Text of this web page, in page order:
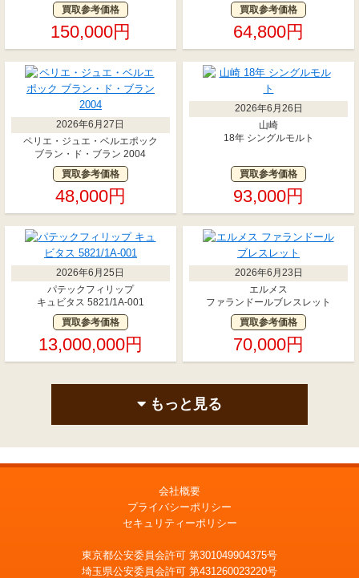
買取参考価格
150,000円
買取参考価格
64,800円
2026年6月27日
ペリエ・ジュエ・ベルエポック
ブラン・ド・ブラン 2004
買取参考価格
48,000円
2026年6月26日
山崎
18年 シングルモルト
買取参考価格
93,000円
2026年6月25日
パテックフィリップ
キュビタス 5821/1A-001
買取参考価格
13,000,000円
2026年6月23日
エルメス
ファランドールブレスレット
買取参考価格
70,000円
もっと見る
会社概要
プライバシーポリシー
セキュリティーポリシー
東京都公安委員会許可 第301049904375号
埼玉県公安委員会許可 第431260023220号